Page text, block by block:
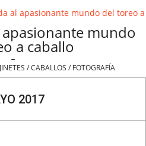
mundo
a caballo
-
/ CABALLOS / FOTOGRAFÍA
2017